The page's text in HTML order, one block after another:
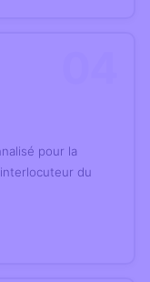
pour la
du